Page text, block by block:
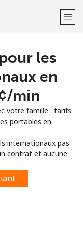
les
en
min
votre famille : tarifs
portables en
internationaux pas
contrat et aucune